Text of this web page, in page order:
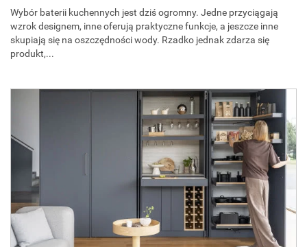
Wybór baterii kuchennych jest dziś ogromny. Jedne przyciągają
wzrok designem, inne oferują praktyczne funkcje, a jeszcze inne
skupiają się na oszczędności wody. Rzadko jednak zdarza się
produkt,...